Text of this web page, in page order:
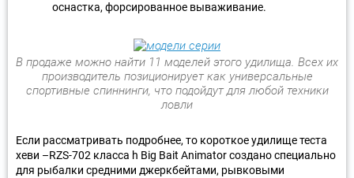
оснастка, форсированное вываживание.
В продаже можно найти 11 моделей этого удилища. Всех их
производитель позиционирует как универсальные
спортивные спиннинги, что подойдут для любой техники
ловли
Если рассматривать подробнее, то короткое удилище теста
хеви –RZS-702 класса h Big Bait Animator создано специально
для рыбалки средними джеркбейтами, рывковыми